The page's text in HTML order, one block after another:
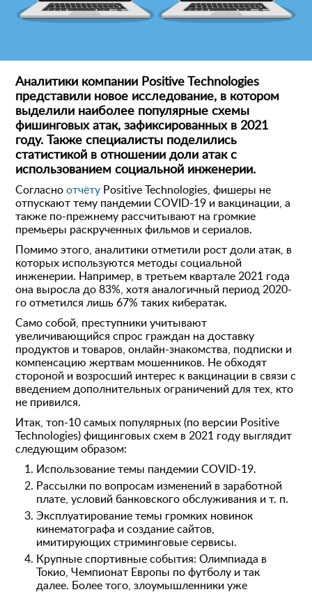
Аналитики компании Positive Technologies
представили новое исследование, в котором
выделили наиболее популярные схемы
фишинговых атак, зафиксированных в 2021
году. Также специалисты поделились
статистикой в отношении доли атак с
использованием социальной инженерии.
Согласноотчёту Positive Technologies, фишеры не
отпускают тему пандемии COVID-19 и вакцинации, а
также по-прежнему рассчитывают на громкие
премьеры раскрученных фильмов и сериалов.
Помимо этого, аналитики отметили рост доли атак, в
которых используются методы социальной
инженерии. Например, в третьем квартале 2021 года
она выросла до 83%, хотя аналогичный период 2020-
го отметился лишь 67% таких кибератак.
Само собой, преступники учитывают
увеличивающийся спрос граждан на доставку
продуктов и товаров, онлайн-знакомства, подписки и
компенсацию жертвам мошенников. Не обходят
стороной и возросший интерес к вакцинации в связи с
введением дополнительных ограничений для тех, кто
не привился.
Итак, топ-10 самых популярных (по версии Positive
Technologies) фищинговых схем в 2021 году выглядит
следующим образом:
Использование темы пандемии COVID-19.
Рассылки по вопросам изменений в заработной
плате, условий банковского обслуживания и т. п.
Эксплуатирование темы громких новинок
кинематографа и создание сайтов,
имитирующих стриминговые сервисы.
Крупные спортивные события: Олимпиада в
Токио, Чемпионат Европы по футболу и так
далее. Более того, злоумышленники уже